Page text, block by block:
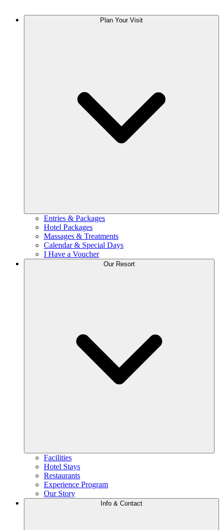
Plan Your Visit
Entries & Packages
Hotel Packages
Massages & Treatments
Calendar & Special Days
I Have a Voucher
Our Resort
Facilities
Hotel Stays
Restaurants
Experience Program
Our Story
Info & Contact